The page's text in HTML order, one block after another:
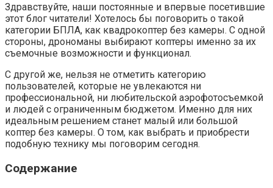
Здравствуйте, наши постоянные и впервые посетившие
этот блог читатели! Хотелось бы поговорить о такой
категории БПЛА, как квадрокоптер без камеры. С одной
стороны, дрономаны выбирают коптеры именно за их
съемочные возможности и функционал.
С другой же, нельзя не отметить категорию
пользователей, которые не увлекаются ни
профессиональной, ни любительской аэрофотосъемкой
и людей с ограниченным бюджетом. Именно для них
идеальным решением станет малый или большой
коптер без камеры. О том, как выбрать и приобрести
подобную технику мы поговорим сегодня.
Содержание